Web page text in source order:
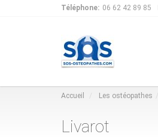
Téléphone: 06 62 42 89 85
Accueil Les ostéopathes
Livarot